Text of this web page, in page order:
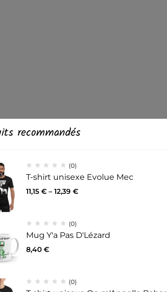
recommandés
(0)
T-shirt unisexe Evolue Mec
11,15 € – 12,39 €
(0)
Mug Y'a Pas D'Lézard
8,40 €
(0)